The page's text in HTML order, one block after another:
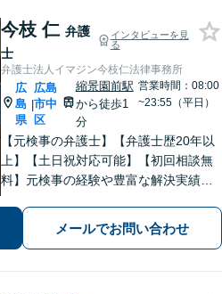
今枝 仁 弁護
士
インタビューを見
る
弁護士法人イマジン今枝仁法律事務所
広
島
県
|
広島
市中
区
縮景園前駅
から徒歩1
分
営業時間：08:00
~23:55（平日）
【元検事の弁護士】【弁護士歴20年以
上】【土日祝対応可能】【初回相談無
料】元検事の経験や豊富な解決実績を
に的確に対応します。【必ず成功す
る】という【強い信念】をもって強気
メールでお問い合わせ